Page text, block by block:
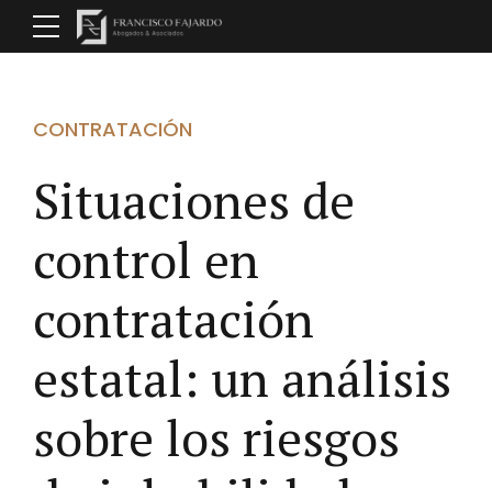
CONTRATACIÓN
Situaciones de
control en
contratación
estatal: un análisis
sobre los riesgos